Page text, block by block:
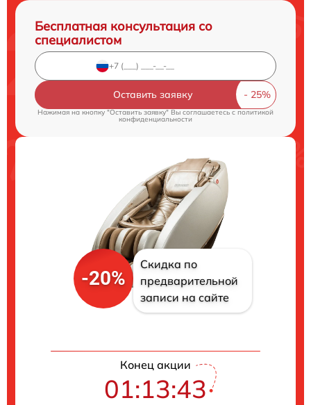
Бесплатная консультация со
специалистом
Оставить заявку
Нажимая на кнопку "Оставить заявку" Вы соглашаетесь cполитикой
конфиденциальности
-20%
Скидка по
предварительной
записи на сайте
Конец акции
01:13:42